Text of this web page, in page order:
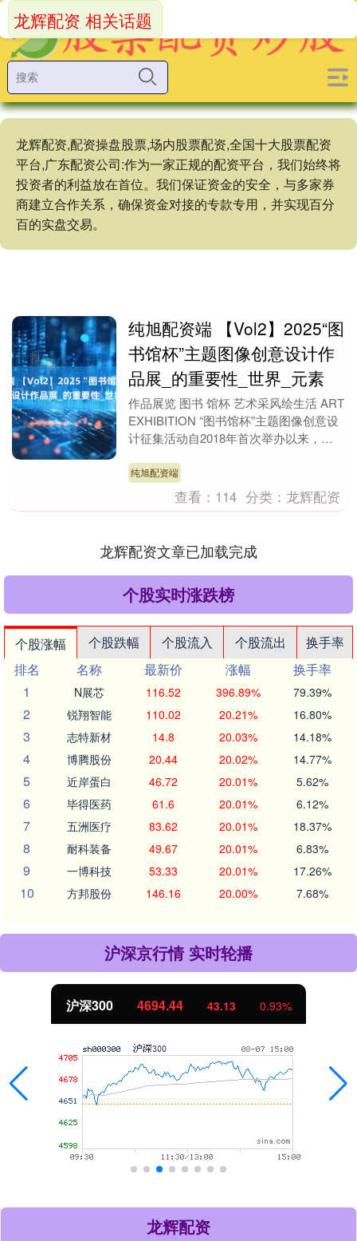
龙辉配资,配资操盘股票,场内股票配资,全国十大股票配资
平台,广东配资公司:作为一家正规的配资平台，我们始终将
投资者的利益放在首位。我们保证资金的安全，与多家券
商建立合作关系，确保资金对接的专款专用，并实现百分
百的实盘交易。
龙辉配资 相关话题
纯旭配资端 【Vol2】2025“图
书馆杯”主题图像创意设计作
品展_的重要性_世界_元素
作品展览 图书 馆杯 艺术采风绘生活 ART
EXHIBITION “图书馆杯”主题图像创意设
计征集活动自2018年首次举办以来，至
纯旭配资端
查看： 114 分类： 龙辉配资
龙辉配资文章已加载完成
个股实时涨跌榜
个股涨幅 个股跌幅 个股流入 个股流出
换手率
排名
名称 最新价 涨幅
换手率
1
N展芯 116.52 396.89% 79.39%
2 锐翔智能 110.02 20.21% 16.80%
3 志特新材 14.8 20.03% 14.18%
4 博腾股份 20.44 20.02% 14.77%
5 近岸蛋白 46.72 20.01% 5.62%
6 毕得医药 61.6 20.01% 6.12%
7 五洲医疗 83.62 20.01% 18.37%
8 耐科装备 49.67 20.01% 6.83%
9 一博科技 53.33 20.01% 17.26%
10 方邦股份 146.16 20.00% 7.68%
沪深京行情 实时轮播
沪深300 4694.44 43.13 0.93%
龙辉配资